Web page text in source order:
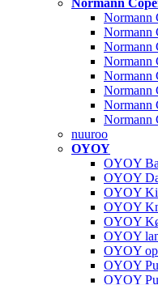
Normann
Normann
Normann
Normann
Normann
Normann
Normann
Normann
Normann
nuuroo
OYOY
OYOY
OYOY
OYOY
OYOY
OYOY
OYOY
OYOY
OYOY
OYOY